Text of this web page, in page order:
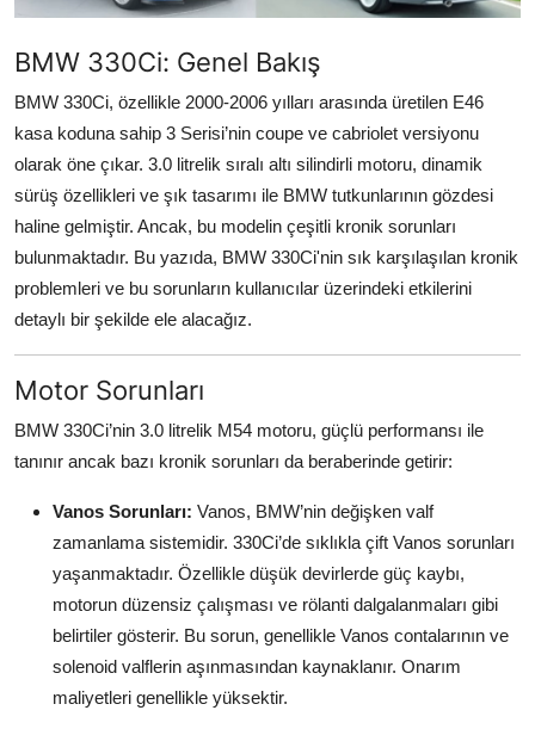
Sürüş & Güvenlik
Lastik & Jant
Yağlar & Sıvılar
LPG & Yakıt
Elektrik & Akü
Klima & Konfor
Aydınlatma & Görüş
Şanzıman & Aktarma
Dizel Sistemler
BMW 330Ci: Genel Bakış
BMW 330Ci, özellikle 2000-2006 yılları arasında üretilen E46
kasa koduna sahip 3 Serisi’nin coupe ve cabriolet versiyonu
olarak öne çıkar. 3.0 litrelik sıralı altı silindirli motoru, dinamik
sürüş özellikleri ve şık tasarımı ile BMW tutkunlarının gözdesi
haline gelmiştir. Ancak, bu modelin çeşitli kronik sorunları
bulunmaktadır. Bu yazıda, BMW 330Ci'nin sık karşılaşılan kronik
problemleri ve bu sorunların kullanıcılar üzerindeki etkilerini
detaylı bir şekilde ele alacağız.
Motor Sorunları
BMW 330Ci’nin 3.0 litrelik M54 motoru, güçlü performansı ile
tanınır ancak bazı kronik sorunları da beraberinde getirir:
Vanos Sorunları: Vanos, BMW’nin değişken valf
zamanlama sistemidir. 330Ci’de sıklıkla çift Vanos sorunları
yaşanmaktadır. Özellikle düşük devirlerde güç kaybı,
motorun düzensiz çalışması ve rölanti dalgalanmaları gibi
belirtiler gösterir. Bu sorun, genellikle Vanos contalarının ve
solenoid valflerin aşınmasından kaynaklanır. Onarım
maliyetleri genellikle yüksektir.